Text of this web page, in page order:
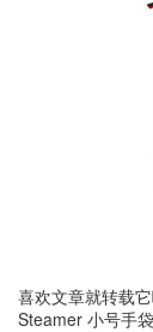
喜欢文章就转载它
Steamer 小号手